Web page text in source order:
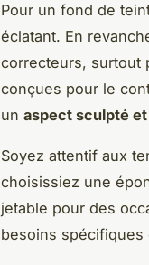
Pour un fond de
éclatant. En
correcteurs, surtout
conçues pour le
un aspect sculpté
Soyez attentif aux
choisissiez une
jetable pour des
besoins spécifiques